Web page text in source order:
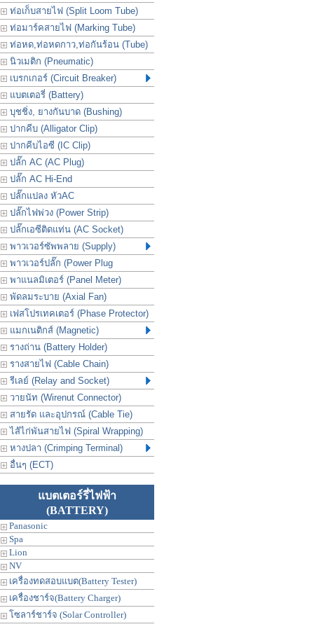
ท่อเก็บสายไฟ (Split Loom Tube)
ท่อมาร์คสายไฟ (Marking Tube)
ท่อหด,ท่อหดกาว,ท่อกันร้อน (Tube)
นิวเมติก (Pneumatic)
เบรกเกอร์ (Circuit Breaker)
แบตเตอรี่ (Battery)
บุชชิ่ง, ยางกันบาด (Bushing)
ปากคีบ (Alligator Clip)
ปากคีบไอซี (IC Clip)
ปลั๊ก AC (AC Plug)
ปลั๊ก AC Hi-End
ปลั๊กแปลง หัวAC
ปลั๊กไฟพ่วง (Power Strip)
ปลั๊กเอซีติดแท่น (AC Socket)
พาวเวอร์ซัพพลาย (Supply)
พาวเวอร์ปลั๊ก (Power Plug
พาแนลมิเตอร์ (Panel Meter)
พัดลมระบาย (Axial Fan)
เฟสโปรเทคเตอร์ (Phase Protector)
แมกเนติกส์ (Magnetic)
รางถ่าน (Battery Holder)
รางสายไฟ (Cable Chain)
รีเลย์ (Relay and Socket)
วายนัท (Wirenut Connector)
สายรัด และอุปกรณ์ (Cable Tie)
ไส้ไก่พันสายไฟ (Spiral Wrapping)
หางปลา (Crimping Terminal)
อื่นๆ (ECT)
แบตเตอร์รี่ไฟฟ้า
(BATTERY)
Panasonic
Spa
Lion
NV
เครื่องทดสอบแบต(Battery Tester)
เครื่องชาร์จ(Battery Charger)
โซลาร์ชาร์จ (Solar Controller)